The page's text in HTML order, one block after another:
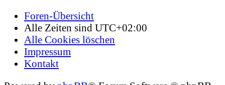
Foren-Übersicht
Alle Zeiten sind UTC+02:00
Alle Cookies löschen
Impressum
Kontakt